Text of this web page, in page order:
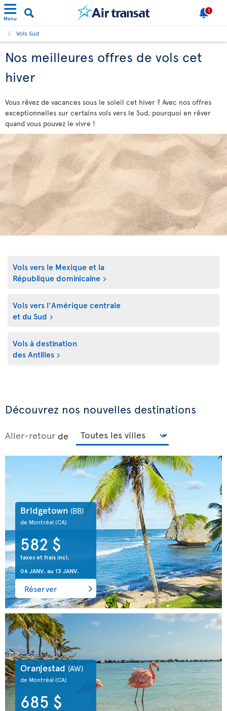
Menu
1
Vols Sud
Nos meilleures offres de vols cet
hiver
Vous rêvez de vacances sous le soleil cet hiver ? Avec nos offres
exceptionnelles sur certains vols vers le Sud, pourquoi en rêver
quand vous pouvez le vivre !
Vols vers le Mexique et la
République dominicaine
Vols vers l'Amérique centrale
et du Sud
Vols à destination
des Antilles
Découvrez nos nouvelles destinations
Aller-retour de
Bridgetown (BB)
de Montréal (CA)
582 $
taxes et frais incl.
06 JANV. au 13 JANV.
Réserver
Oranjestad (AW)
de Montréal(CA)
685 $